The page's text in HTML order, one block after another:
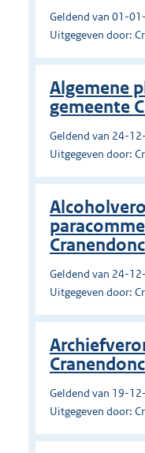
Geldend van 01-
Uitgegeven door:
Algemene
gemeente
Geldend van 24-
Uitgegeven door:
Geldend van 24-
Uitgegeven door:
Geldend van 19-
Uitgegeven door: